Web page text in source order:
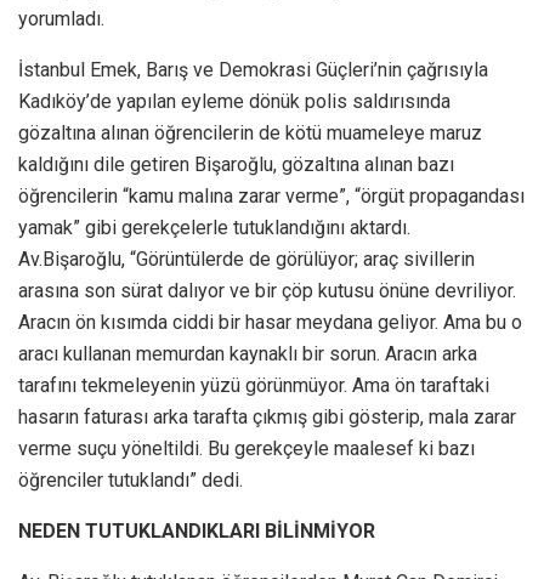
yorumladı.
İstanbul Emek, Barış ve Demokrasi Güçleri’nin çağrısıyla
Kadıköy’de yapılan eyleme dönük polis saldırısında
gözaltına alınan öğrencilerin de kötü muameleye maruz
kaldığını dile getiren Bişaroğlu, gözaltına alınan bazı
öğrencilerin “kamu malına zarar verme”, “örgüt propagandası
yamak” gibi gerekçelerle tutuklandığını aktardı.
Av.Bişaroğlu, “Görüntülerde de görülüyor; araç sivillerin
arasına son sürat dalıyor ve bir çöp kutusu önüne devriliyor.
Aracın ön kısımda ciddi bir hasar meydana geliyor. Ama bu o
aracı kullanan memurdan kaynaklı bir sorun. Aracın arka
tarafını tekmeleyenin yüzü görünmüyor. Ama ön taraftaki
hasarın faturası arka tarafta çıkmış gibi gösterip, mala zarar
verme suçu yöneltildi. Bu gerekçeyle maalesef ki bazı
öğrenciler tutuklandı” dedi.
NEDEN TUTUKLANDIKLARI BİLİNMİYOR